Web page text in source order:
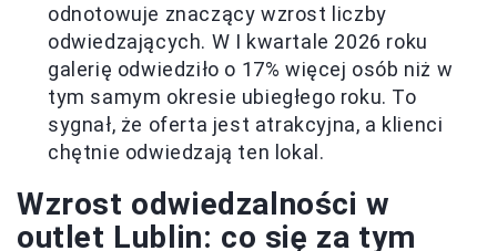
odnotowuje znaczący wzrost liczby
odwiedzających. W I kwartale 2026 roku
galerię odwiedziło o 17% więcej osób niż w
tym samym okresie ubiegłego roku. To
sygnał, że oferta jest atrakcyjna, a klienci
chętnie odwiedzają ten lokal.
Wzrost odwiedzalności w
outlet Lublin: co się za tym